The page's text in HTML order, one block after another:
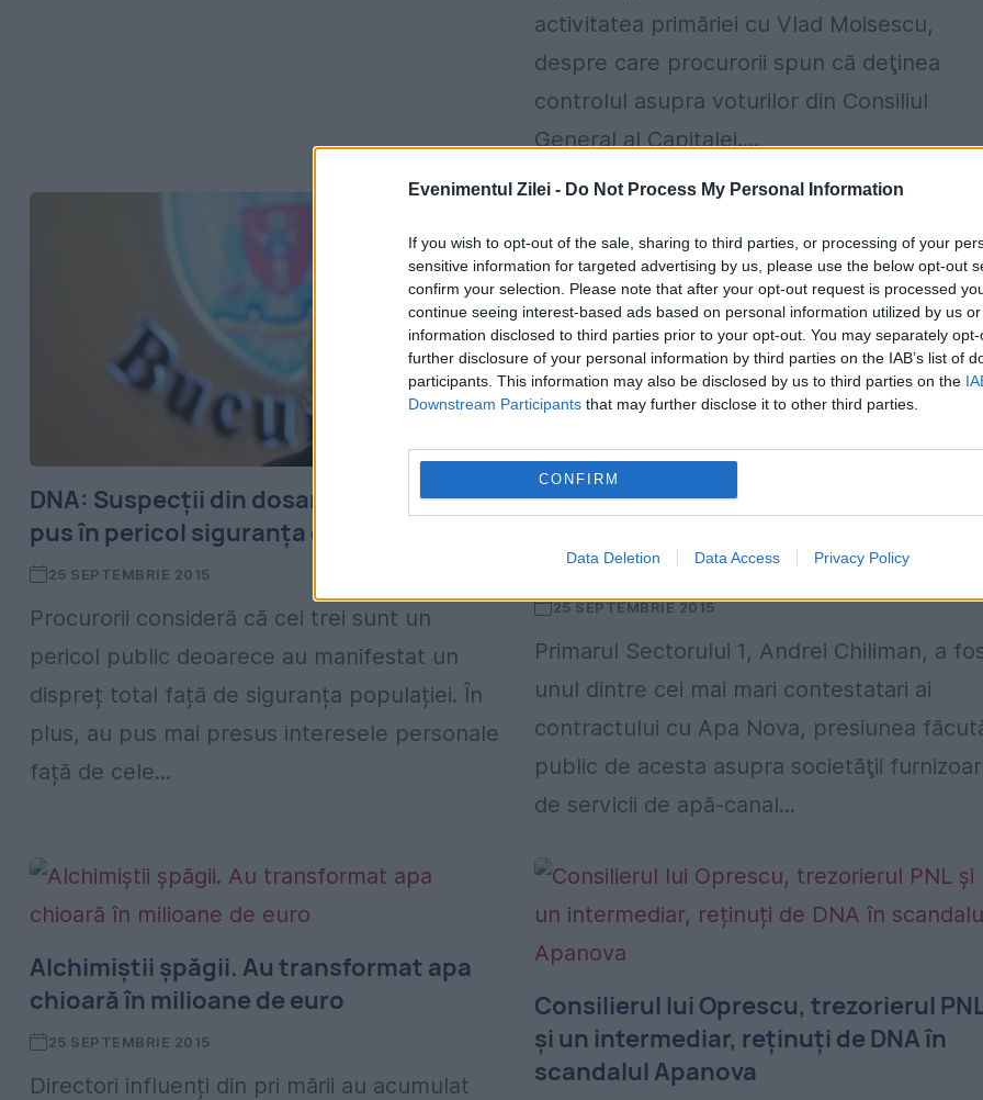
Evenimentul Zilei - Do Not Process My Personal Information
If you wish to opt-out of the sale, sharing to third parties, or processing of your
sensitive information for targeted advertising by us, please use the below opt-out
confirm your selection. Please note that after your opt-out request is processed
continue seeing interest-based ads based on personal information utilized by us
information disclosed to third parties prior to your opt-out. You may separately
further disclosure of your personal information by third parties on the IAB’s list of
participants. This information may also be disclosed by us to third parties on the
Downstream Participants that may further disclose it to other third parties.
CONFIRM
Data Deletion Data Access Privacy Policy
activitatea primăriei cu Vlad Moisescu,
despre care procurorii spun că deţinea
controlul asupra voturilor din Consiliul
General al Capitalei....
DNA: Suspecții din dosarul ApaNova au
pus în pericol siguranța cetățenilor
25 SEPTEMBRIE 2015
Procurorii consideră că cei trei sunt un
pericol public deoarece au manifestat un
dispreț total față de siguranța populației. În
plus, au pus mai presus interesele personale
față de cele...
Cum a intervenit Moisescu pe lângă
contrcatul cu ApaNova
25 SEPTEMBRIE 2015
Primarul Sectorului 1, Andrei Chiliman, a
unul dintre cei mai mari contestatari ai
contractului cu Apa Nova, presiunea
public de acesta asupra societăţii
de servicii de apă-canal...
Alchimiștii șpăgii. Au transformat apa
chioară în milioane de euro
25 SEPTEMBRIE 2015
Directori influenți din pri mării au acumulat
Consilierul lui Oprescu, trezorierul
și un intermediar, reținuți de DNA în
scandalul Apanova